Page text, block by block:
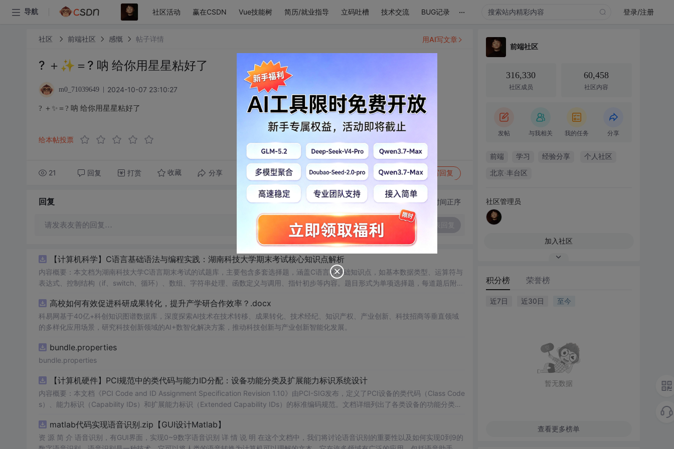
导航 社区活动 赢在CSDN Vue技能树 简历/就业指导 立码吐槽 技术交流 BUG记录 ... 登录/注册
社区 前端社区 感慨 帖子详情
? ＋✨＝? 呐 给你用星星粘好了
m0_71039649 2024-10-07 23:10:27
? ＋✨＝? 呐 给你用星星粘好了
给本帖投票
21 回复 打赏 收藏 分享 转发到动态 举报 写回复
用AI写文章
回复 切换为时间正序
请发表友善的回复…
【计算机科学】C语言基础语法与编程实践：湖南科技大学期末考试核心知识点解析
内容概要：本文档为湖南科技大学C语言期末考试的试题库，主要包含多套选择题，涵盖C语言的基础知识点，如基本数据类型、运算符与
表达式、控制结构（if、switch、循环）、数组、字符串处理、函数定义与调用、指针初步等内容。题目形式为单项选择题，每道题后附有
程的学生，特别是准备期末考试或需要强化基础知识的初学者。; 使用场景及目标：①用于考前复习，检验对C语言核心概念的掌握程度；
②辅助教师出题或课堂教学练习；③通过反复练习提高编程思维与代码逻辑分析能力。; 阅读建议：建议结合教材和上机实践进行练习，
重点关注易错题和涉及复杂逻辑控制的题目，理解每道题背后的程序执行流程，以达到真正掌握语言特性的目的。
高校如何有效促进科研成果转化，提升产学研合作效率？.docx
科易网基于40亿+科创知识图谱数据库，深度探索AI技术在技术转移、成果转化、技术经纪、知识产权、产业创新、科技招商等垂直领域
的多样化应用场景，研究科技创新领域的AI+数智化解决方案，推动科技创新与产业创新智能化发展。
bundle.properties
bundle.properties
【计算机硬件】PCI规范中的类代码与能力ID分配：设备功能分类及扩展能力标识系统设计
内容概要：本文档《PCI Code and ID Assignment Specification Revision 1.10》由PCI-SIG发布，定义了PCI设备的类代码（Class Code
s）、能力标识（Capability IDs）和扩展能力标识（Extended Capability IDs）的标准编码规范。文档详细列出了各类设备的功能分类，
matlab代码实现语音识别.zip【GUI设计Matlab】
资 源 简 介 语音识别，有GUI界面，实现0~9数字语音识别 详 情 说 明 在这个文档中，我们将讨论语音识别的重要性以及如何实现0到9的
前端社区
316,330
社区成员
60,458
社区内容
发帖 与我相关 我的任务 分享
前端 学习 经验分享 个人社区
北京·丰台区
社区管理员
加入社区
积分榜 荣誉榜
近7日 近30日 至今
暂无数据
查看更多榜单